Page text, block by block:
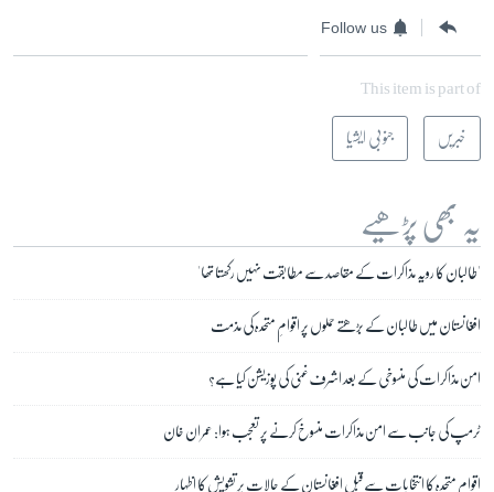
Follow us
This item is part of
خبریں جنوبی ایشیا
یہ بھی پڑھیے
'طالبان کا رویہ مذاکرات کے مقاصد سے مطابقت نہیں رکھتا تھا'
افغانستان میں طالبان کے بڑھتے حملوں پر اقوامِ متحدہ کی مذمت
امن مذاکرات کی منسوخی کے بعد اشرف غنی کی پوزیشن کیا ہے؟
ٹرمپ کی جانب سے امن مذاکرات منسوخ کرنے پر تعجب ہوا: عمران خان
اقوام متحدہ کا انتخابات سے قبل افغانستان کے حالات پر تشویش کا اظہار